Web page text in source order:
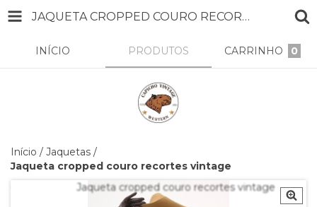
JAQUETA CROPPED COURO RECORTES VINTAGE
INÍCIO PRODUTOS CARRINHO 0
Início / Jaquetas /
Jaqueta cropped couro recortes vintage